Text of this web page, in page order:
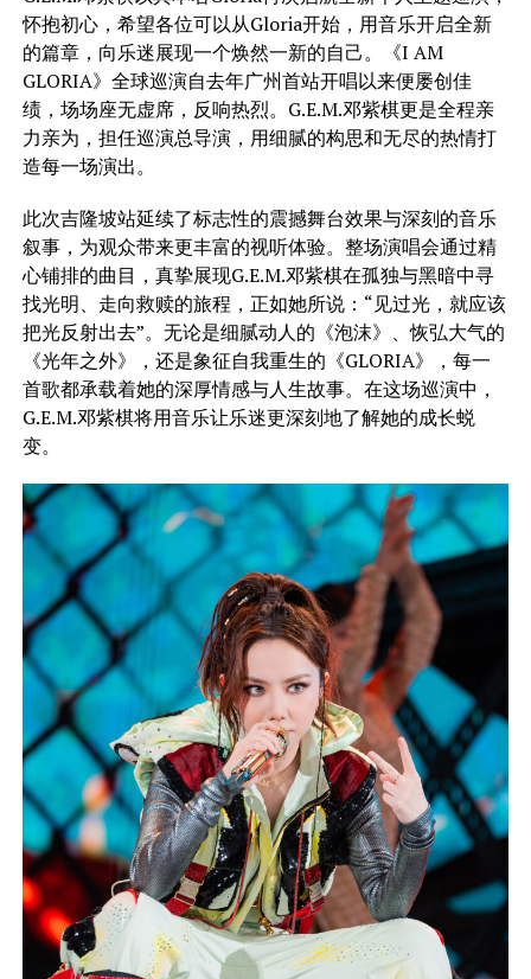
怀抱初心，希望各位可以从Gloria开始，用音乐开启全新
的篇章，向乐迷展现一个焕然一新的自己。《I AM
GLORIA》全球巡演自去年广州首站开唱以来便屡创佳
绩，场场座无虚席，反响热烈。G.E.M.邓紫棋更是全程亲
力亲为，担任巡演总导演，用细腻的构思和无尽的热情打
造每一场演出。
此次吉隆坡站延续了标志性的震撼舞台效果与深刻的音乐
叙事，为观众带来更丰富的视听体验。整场演唱会通过精
心铺排的曲目，真挚展现G.E.M.邓紫棋在孤独与黑暗中寻
找光明、走向救赎的旅程，正如她所说：“见过光，就应该
把光反射出去”。无论是细腻动人的《泡沫》、恢弘大气的
《光年之外》，还是象征自我重生的《GLORIA》，每一
首歌都承载着她的深厚情感与人生故事。在这场巡演中，
G.E.M.邓紫棋将用音乐让乐迷更深刻地了解她的成长蜕
变。